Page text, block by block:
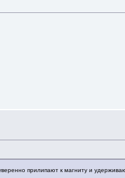
прилипают к магниту и